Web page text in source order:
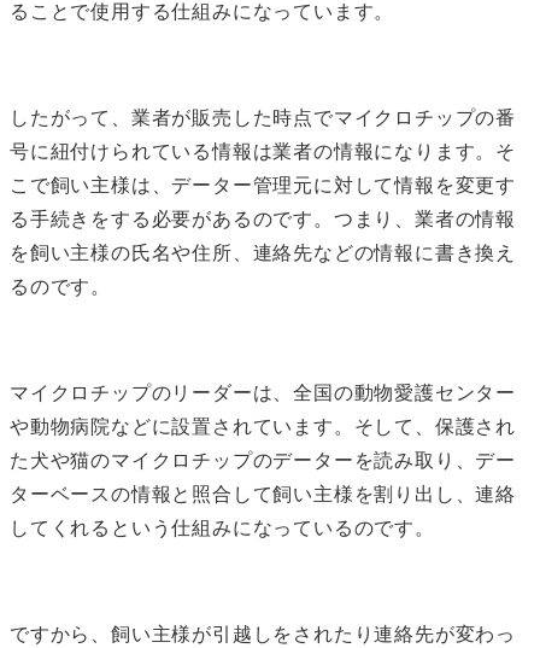
ることで使用する仕組みになっています。
したがって、業者が販売した時点でマイクロチップの番
号に紐付けられている情報は業者の情報になります。そ
こで飼い主様は、データー管理元に対して情報を変更す
る手続きをする必要があるのです。つまり、業者の情報
を飼い主様の氏名や住所、連絡先などの情報に書き換え
るのです。
マイクロチップのリーダーは、全国の動物愛護センター
や動物病院などに設置されています。そして、保護され
た犬や猫のマイクロチップのデーターを読み取り、デー
ターベースの情報と照合して飼い主様を割り出し、連絡
してくれるという仕組みになっているのです。
ですから、飼い主様が引越しをされたり連絡先が変わっ